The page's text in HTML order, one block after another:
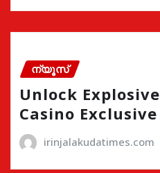
ന്യൂസ്
Unlock
Casino
irinjalakudatimes.com